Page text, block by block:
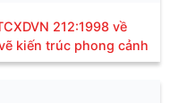
212:1998 về
kiến trúc phong cảnh